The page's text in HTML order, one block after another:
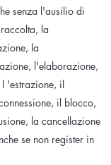
senza l'ausilio di
la
la
l'elaborazione,
'estrazione, il
il blocco,
la cancellazione
se non register in